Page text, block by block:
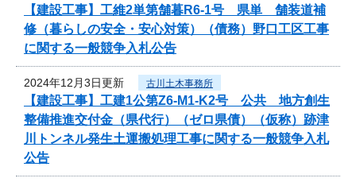
【建設工事】工維2単第舗暮R6-1号 県単 舗装道補
修（暮らしの安全・安心対策）（債務）野口工区工事
に関する一般競争入札公告
2024年12月3日更新 古川土木事務所
【建設工事】工建1公第Z6-M1-K2号 公共 地方創生
整備推進交付金（県代行）（ゼロ県債）（仮称）跡津
川トンネル発生土運搬処理工事に関する一般競争入札
公告